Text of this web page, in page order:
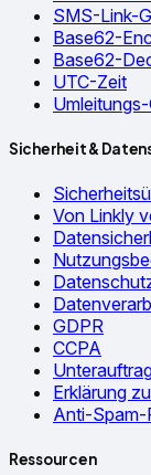
SMS-Link-
Base62-
Base62-
UTC-Zeit
Sicherheit &
Von Linkly
GDPR
CCPA
Erklärung
Anti-Spam-
Ressourcen